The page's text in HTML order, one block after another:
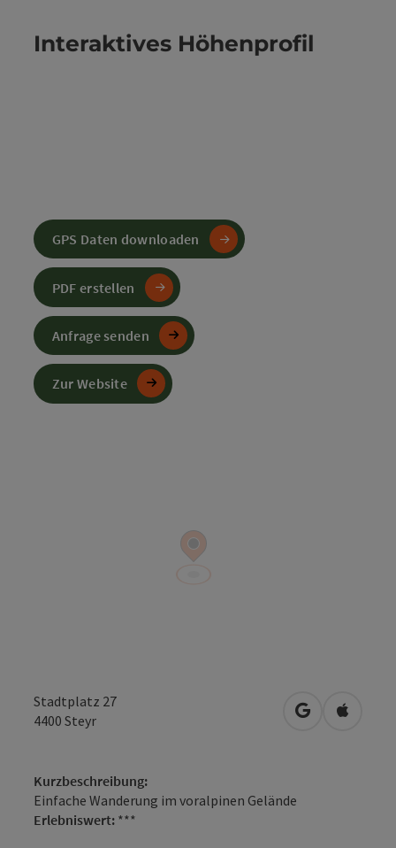
Stadtplatz 27
4400 Steyr in Google
in
Kurzbeschreibung:
Einfache Wanderung im voralpinen Gelände
Erlebniswert: ***
Interaktives Höhenprofil
GPS Daten downloaden
PDF erstellen
Anfrage senden
Zur Website